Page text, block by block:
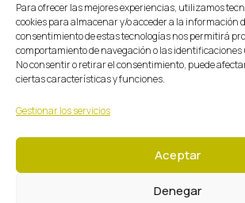
Para ofrecer las mejores experiencias, utilizamos
cookies para almacenar y/o acceder a la información
consentimiento de estas tecnologías nos permitirá
comportamiento de navegación o las identificaciones
No consentir o retirar el consentimiento, puede
ciertas características y funciones.
Gestionar los servicios
Aceptar
Denegar
Sociales
Gasmoción 2026 © Todos los derechos